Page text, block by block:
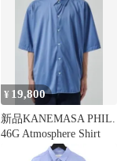
¥ 19,800
新品KANEMASA PHIL.
46G Atmosphere Shirt